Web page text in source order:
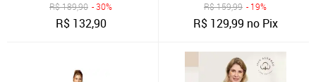
R$189,90 - 30%
R$ 132,90
R$159,99 - 19%
R$ 129,99 no Pix